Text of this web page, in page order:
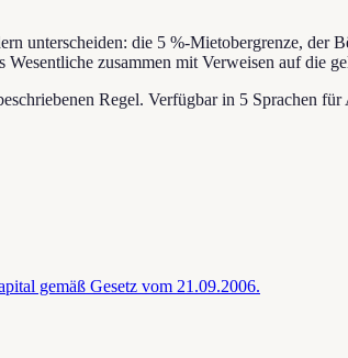
unterscheiden: die 5 %-Mietobergrenze, der
zusammen mit Verweisen auf die
Regel. Verfügbar in 5 Sprachen
gemäß Gesetz vom 21.09.2006.